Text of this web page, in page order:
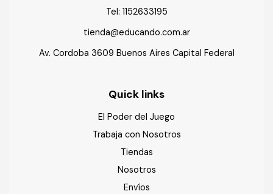
Tel: 1152633195
tienda@educando.com.ar
Av. Cordoba 3609 Buenos Aires Capital Federal
Quick links
El Poder del Juego
Trabaja con Nosotros
Tiendas
Nosotros
Envíos